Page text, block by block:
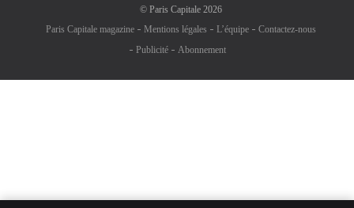
© Paris Capitale2026
Paris Capitale magazine
Mentions légales L’équipe
Contactez-nous
Publicité
Abonnement